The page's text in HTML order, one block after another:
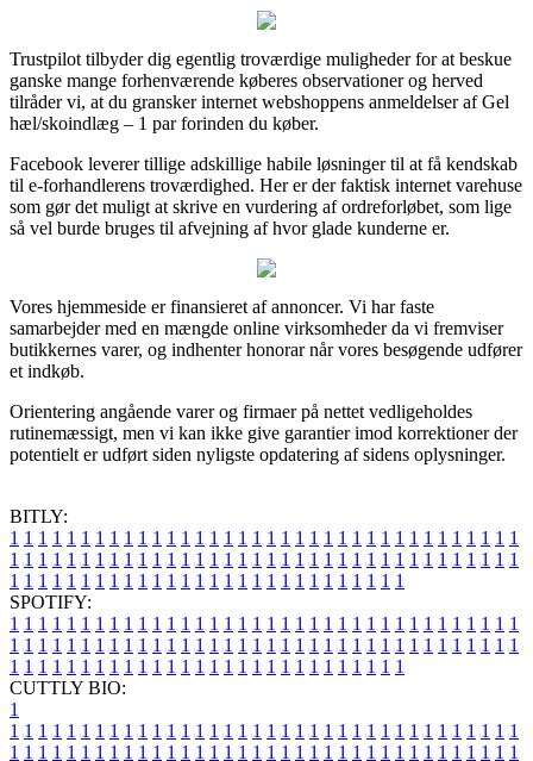
Trustpilot tilbyder dig egentlig troværdige muligheder for at beskue
ganske mange forhenværende køberes observationer og herved
tilråder vi, at du gransker internet webshoppens anmeldelser af Gel
hæl/skoindlæg – 1 par forinden du køber.
Facebook leverer tillige adskillige habile løsninger til at få kendskab
til e-forhandlerens troværdighed. Her er der faktisk internet varehuse
som gør det muligt at skrive en vurdering af ordreforløbet, som lige
så vel burde bruges til afvejning af hvor glade kunderne er.
Vores hjemmeside er finansieret af annoncer. Vi har faste
samarbejder med en mængde online virksomheder da vi fremviser
butikkernes varer, og indhenter honorar når vores besøgende udfører
et indkøb.
Orientering angående varer og firmaer på nettet vedligeholdes
rutinemæssigt, men vi kan ikke give garantier imod korrektioner der
potentielt er udført siden nyligste opdatering af sidens oplysninger.
BITLY:
1 1 1 1 1 1 1 1 1 1 1 1 1 1 1 1 1 1 1 1 1 1 1 1 1 1 1 1 1 1 1 1 1 1 1 1
1 1 1 1 1 1 1 1 1 1 1 1 1 1 1 1 1 1 1 1 1 1 1 1 1 1 1 1 1 1 1 1 1 1 1 1
1 1 1 1 1 1 1 1 1 1 1 1 1 1 1 1 1 1 1 1 1 1 1 1 1 1 1 1
SPOTIFY:
1 1 1 1 1 1 1 1 1 1 1 1 1 1 1 1 1 1 1 1 1 1 1 1 1 1 1 1 1 1 1 1 1 1 1 1
1 1 1 1 1 1 1 1 1 1 1 1 1 1 1 1 1 1 1 1 1 1 1 1 1 1 1 1 1 1 1 1 1 1 1 1
1 1 1 1 1 1 1 1 1 1 1 1 1 1 1 1 1 1 1 1 1 1 1 1 1 1 1 1
CUTTLY BIO:
1
1 1 1 1 1 1 1 1 1 1 1 1 1 1 1 1 1 1 1 1 1 1 1 1 1 1 1 1 1 1 1 1 1 1 1 1
1 1 1 1 1 1 1 1 1 1 1 1 1 1 1 1 1 1 1 1 1 1 1 1 1 1 1 1 1 1 1 1 1 1 1 1